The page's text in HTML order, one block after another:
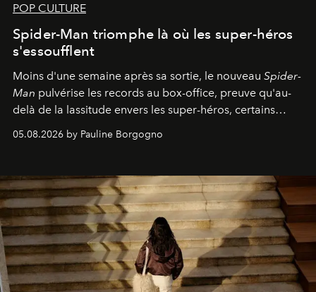
POP CULTURE
Spider-Man triomphe là où les super-héros
s'essoufflent
Moins d'une semaine après sa sortie, le nouveau Spider-
Man pulvérise les records au box-office, preuve qu'au-
delà de la lassitude envers les super-héros, certains
05.08.2026 by Pauline Borgogno